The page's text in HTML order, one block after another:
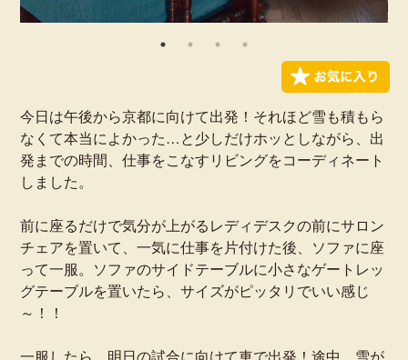
今日は午後から京都に向けて出発！それほど雪も積もら
なくて本当によかった…と少しだけホッとしながら、出
発までの時間、仕事をこなすリビングをコーディネート
しました。
前に座るだけで気分が上がるレディデスクの前にサロン
チェアを置いて、一気に仕事を片付けた後、ソファに座
って一服。ソファのサイドテーブルに小さなゲートレッ
グテーブルを置いたら、サイズがピッタリでいい感じ
～！！
一服したら、明日の試合に向けて車で出発！途中、雪が